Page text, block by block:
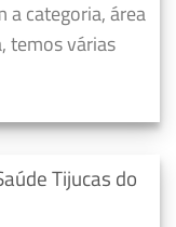
a categoria, área
temos várias
Tijucas do